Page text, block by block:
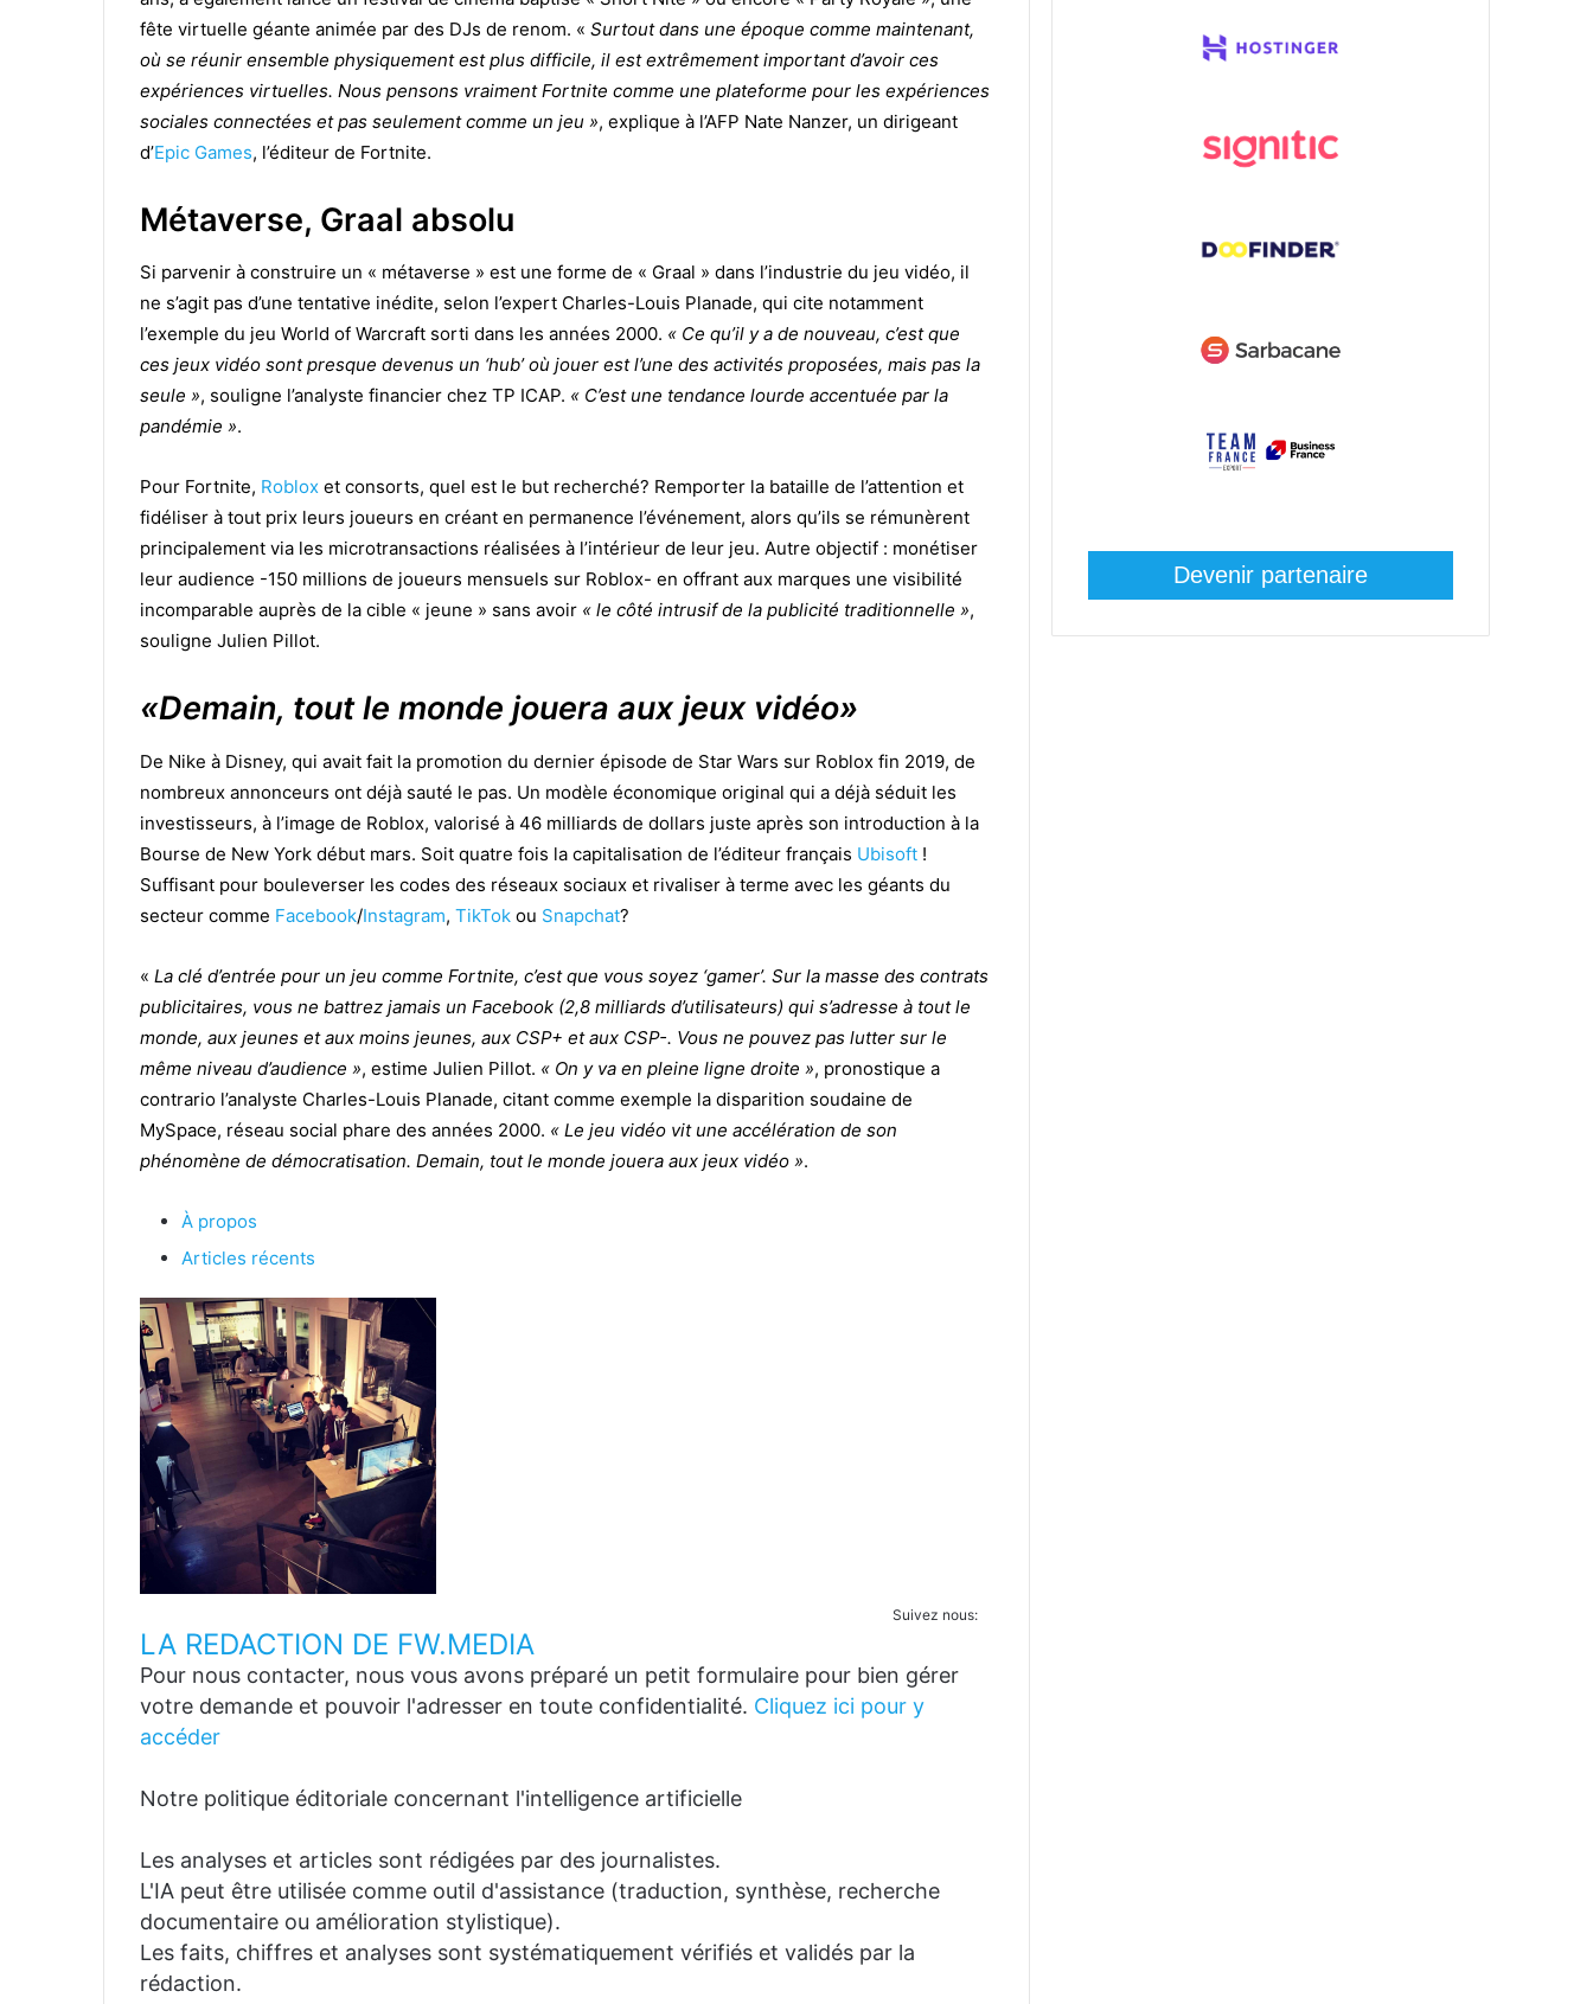
fête virtuelle géante animée par des DJs de renom. « Surtout dans une époque comme maintenant,
où se réunir ensemble physiquement est plus difficile, il est extrêmement important d’avoir ces
expériences virtuelles. Nous pensons vraiment Fortnite comme une plateforme pour les expériences
sociales connectées et pas seulement comme un jeu », explique à l’AFP Nate Nanzer, un dirigeant
d’Epic Games, l’éditeur de Fortnite.
Métaverse, Graal absolu
Si parvenir à construire un « métaverse » est une forme de « Graal » dans l’industrie du jeu vidéo, il
ne s’agit pas d’une tentative inédite, selon l’expert Charles-Louis Planade, qui cite notamment
l’exemple du jeu World of Warcraft sorti dans les années 2000. « Ce qu’il y a de nouveau, c’est que
ces jeux vidéo sont presque devenus un ‘hub’ où jouer est l’une des activités proposées, mais pas la
seule », souligne l’analyste financier chez TP ICAP. « C’est une tendance lourde accentuée par la
pandémie ».
Pour Fortnite, Roblox et consorts, quel est le but recherché? Remporter la bataille de l’attention et
fidéliser à tout prix leurs joueurs en créant en permanence l’événement, alors qu’ils se rémunèrent
principalement via les microtransactions réalisées à l’intérieur de leur jeu. Autre objectif : monétiser
leur audience -150 millions de joueurs mensuels sur Roblox- en offrant aux marques une visibilité
incomparable auprès de la cible « jeune » sans avoir « le côté intrusif de la publicité traditionnelle »,
souligne Julien Pillot.
«Demain, tout le monde jouera aux jeux vidéo»
De Nike à Disney, qui avait fait la promotion du dernier épisode de Star Wars sur Roblox fin 2019, de
nombreux annonceurs ont déjà sauté le pas. Un modèle économique original qui a déjà séduit les
investisseurs, à l’image de Roblox, valorisé à 46 milliards de dollars juste après son introduction à la
Bourse de New York début mars. Soit quatre fois la capitalisation de l’éditeur français Ubisoft !
Suffisant pour bouleverser les codes des réseaux sociaux et rivaliser à terme avec les géants du
secteur comme Facebook/Instagram, TikTok ou Snapchat?
« La clé d’entrée pour un jeu comme Fortnite, c’est que vous soyez ‘gamer’. Sur la masse des contrats
publicitaires, vous ne battrez jamais un Facebook (2,8 milliards d’utilisateurs) qui s’adresse à tout le
monde, aux jeunes et aux moins jeunes, aux CSP+ et aux CSP-. Vous ne pouvez pas lutter sur le
même niveau d’audience », estime Julien Pillot. « On y va en pleine ligne droite », pronostique a
contrario l’analyste Charles-Louis Planade, citant comme exemple la disparition soudaine de
MySpace, réseau social phare des années 2000. « Le jeu vidéo vit une accélération de son
phénomène de démocratisation. Demain, tout le monde jouera aux jeux vidéo ».
À propos
Articles récents
Suivez nous:
LA REDACTION DE FW.MEDIA
Pour nous contacter, nous vous avons préparé un petit formulaire pour bien gérer
votre demande et pouvoir l'adresser en toute confidentialité. Cliquez ici pour y
accéder
Notre politique éditoriale concernant l'intelligence artificielle
Les analyses et articles sont rédigées par des journalistes.
L'IA peut être utilisée comme outil d'assistance (traduction, synthèse, recherche
documentaire ou amélioration stylistique).
Les faits, chiffres et analyses sont systématiquement vérifiés et validés par la
rédaction.
Devenir partenaire